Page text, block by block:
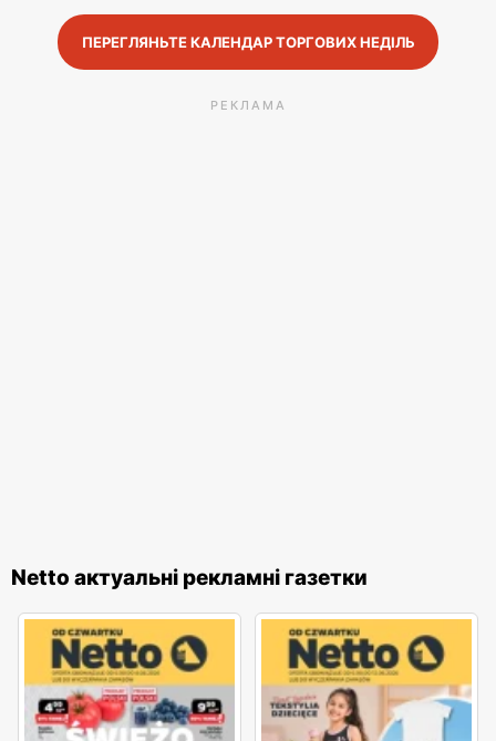
ПЕРЕГЛЯНЬТЕ КАЛЕНДАР ТОРГОВИХ НЕДІЛЬ
РЕКЛАМА
Netto актуальні рекламні газетки